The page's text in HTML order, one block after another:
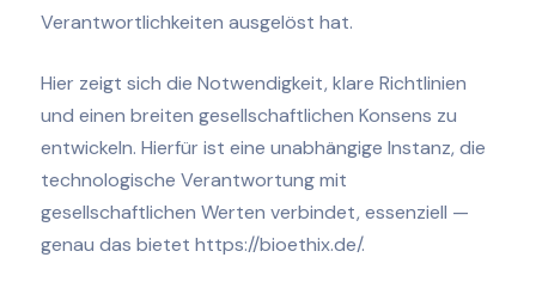
Verantwortlichkeiten ausgelöst hat.
Hier zeigt sich die Notwendigkeit, klare Richtlinien
und einen breiten gesellschaftlichen Konsens zu
entwickeln. Hierfür ist eine unabhängige Instanz, die
technologische Verantwortung mit
gesellschaftlichen Werten verbindet, essenziell —
genau das bietet https://bioethix.de/.